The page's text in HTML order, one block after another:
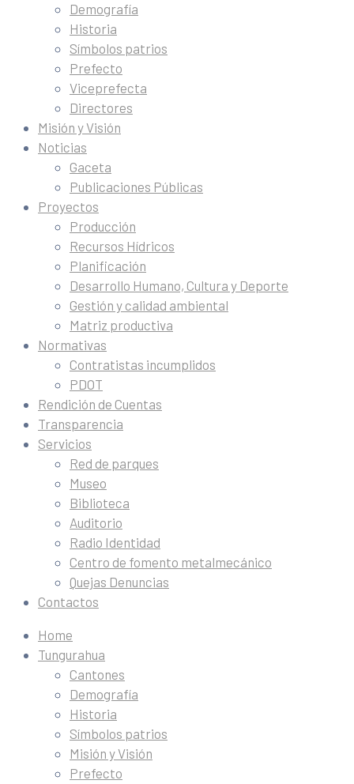
Demografía
Historia
Símbolos patrios
Prefecto
Viceprefecta
Directores
Misión y Visión
Noticias
Gaceta
Publicaciones Públicas
Proyectos
Producción
Recursos Hídricos
Planificación
Desarrollo Humano, Cultura y Deporte
Gestión y calidad ambiental
Matriz productiva
Normativas
Contratistas incumplidos
PDOT
Rendición de Cuentas
Transparencia
Servicios
Red de parques
Museo
Biblioteca
Auditorio
Radio Identidad
Centro de fomento metalmecánico
Quejas Denuncias
Contactos
Home
Tungurahua
Cantones
Demografía
Historia
Símbolos patrios
Misión y Visión
Prefecto